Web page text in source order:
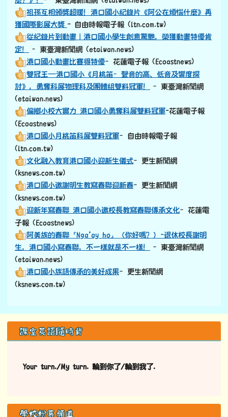
(ksnews.com.tw)
小鐵人挑戰賽第四屆開跑—港口國小孩子們成為寒冬中的熱
血英雄– 東臺灣新聞網 (etaiwan.news)
港口國小友善校園始業式–更生新聞網 (ksnews.com.tw)
港口國小紀錄片奪國際影展大獎–更生新聞網
(ksnews.com.tw)
勇奪希臘國際影展大獎—豐濱鄉港口國小學生Dongi、
Kalapang、Sakoma、Ro’it，製拍紀錄片《阿公在煩惱什
麼？》！– 東臺灣新聞網 (etaiwan.news)
祖孫互相頒獎超暖！港口國小紀錄片《阿公在煩惱什麼》再
獲國際影展大獎
從紀錄片到動畫｜港口國小學生創意驚艷，榮獲動畫特優肯
定！–東臺灣新聞網 (etaiwan.news)
港口國小動畫比賽得特優–花蓮電子報 (Ecoastnews)
雙冠王—港口國小《月桃笛–聲音的高、低音及響度探
討》，勇奪科展物理科及團體組雙料冠軍！–東臺灣新聞網
(etaiwan.news)
偏鄉小校大實力 港口國小勇奪科展雙料冠軍-花蓮電子報
(Ecoastnews)
港口國小月桃笛科展雙料冠軍–自由時報電子報
(ltn.com.tw)
文化融入教育港口國小迎新生儀式
(ksnews.com.tw)
港口國小邀謝明生教寫春聯迎新春
迎新年寫春聯 港口國小邀校長教寫春聯傳承文化–花蓮電
子報 (Ecoastnews)
阿美族的春聯「Nga’ay ho」（你好嗎？）-退休校長謝明
(etaiwan.news)